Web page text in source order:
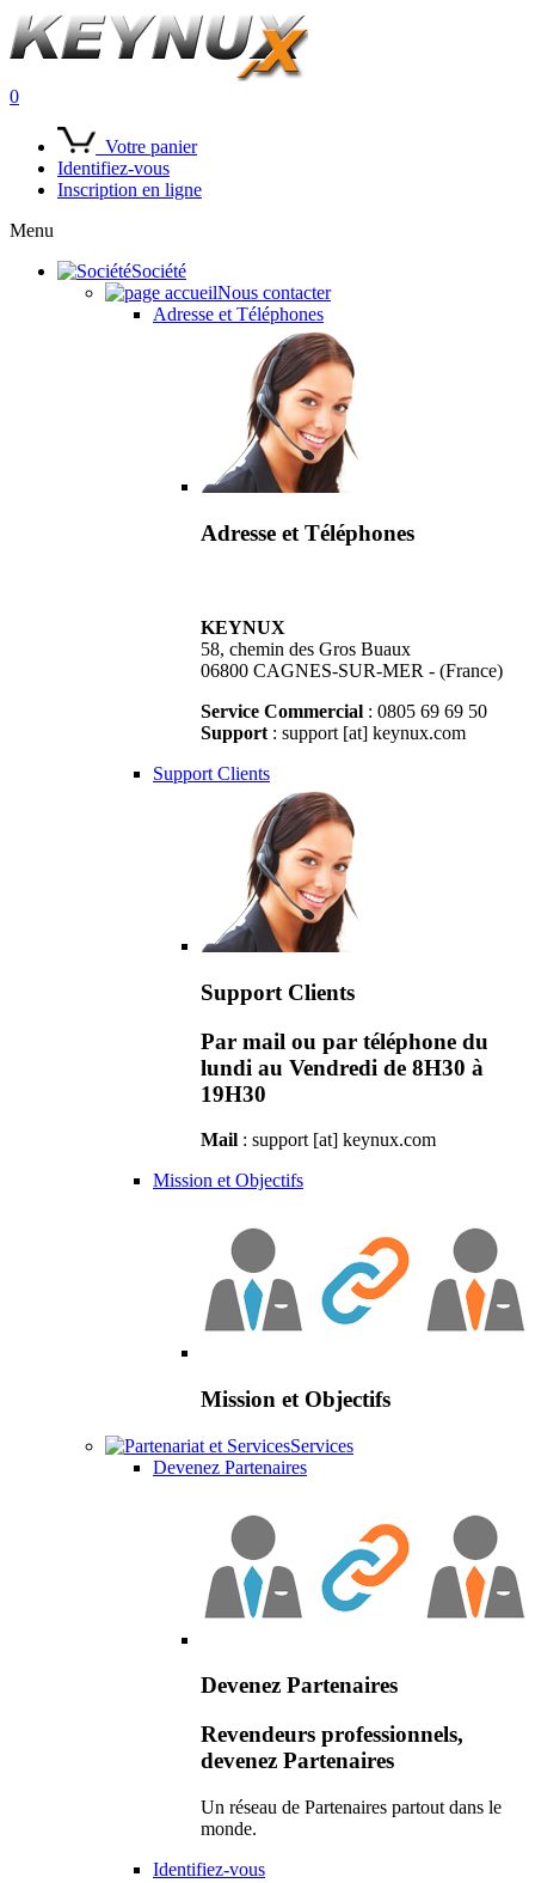
0
Votre panier
Identifiez-vous
Inscription en ligne
Menu
Société
Nous contacter
Adresse et Téléphones
Adresse et Téléphones
KEYNUX
58, chemin des Gros Buaux
06800 CAGNES-SUR-MER - (France)
Service Commercial : 0805 69 69 50
Support : support [at] keynux.com
Support Clients
Support Clients
Par mail ou par téléphone du
lundi au Vendredi de 8H30 à
19H30
Mail : support [at] keynux.com
Mission et Objectifs
Mission et Objectifs
Services
Devenez Partenaires
Devenez Partenaires
Revendeurs professionnels,
devenez Partenaires
Un réseau de Partenaires partout dans le
monde.
Identifiez-vous